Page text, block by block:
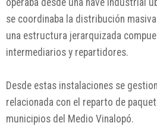
operaba desde una nave industrial
se coordinaba la distribución
una estructura jerarquizada
intermediarios y repartidores.
Desde estas instalaciones se
relacionada con el reparto de
municipios del Medio Vinalopó.